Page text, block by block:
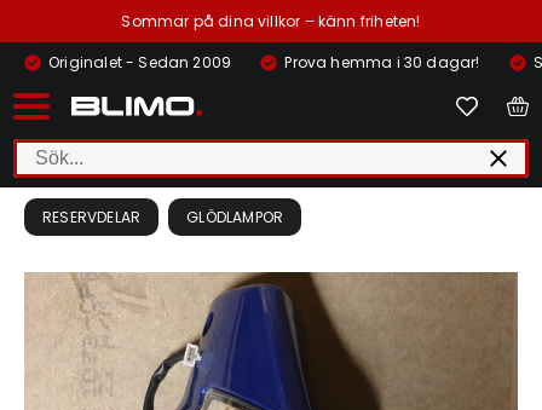
Sommar på dina villkor – känn friheten!
Originalet - Sedan 2009
Prova hemma i 30 dagar!
RESERVDELAR GLÖDLAMPOR